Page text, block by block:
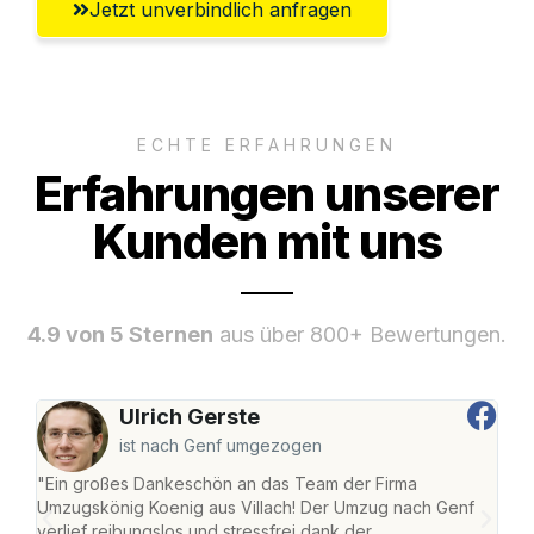
Jetzt unverbindlich anfragen
ECHTE ERFAHRUNGEN
Erfahrungen unserer
Kunden mit uns
4.9 von 5 Sternen aus über 800+ Bewertungen.
Ulrich Gerste
ist nach Genf umgezogen
"Ein großes Dankeschön an das Team der Firma
Umzugskönig Koenig aus Villach! Der Umzug nach Genf